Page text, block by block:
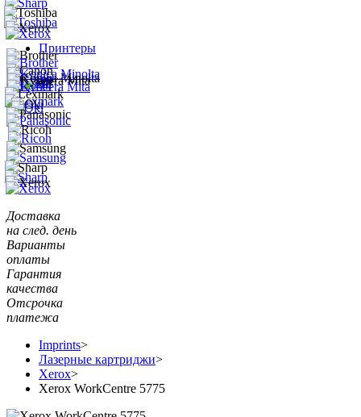
Принтеры
Доставка
на след. день
Варианты
оплаты
Гарантия
качества
Отсрочка
платежа
Imprints>
Лазерные картриджи>
Xerox>
Xerox WorkCentre 5775